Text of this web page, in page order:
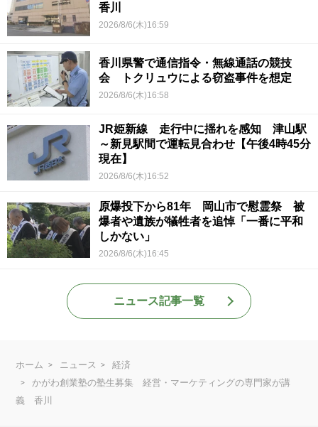
香川
2026/8/6(木)16:59
香川県警で通信指令・無線通話の競技
会 トクリュウによる窃盗事件を想定
2026/8/6(木)16:58
JR姫新線 走行中に揺れを感知 津山駅
～新見駅間で運転見合わせ【午後4時45分
現在】
2026/8/6(木)16:52
原爆投下から81年 岡山市で慰霊祭 被
爆者や遺族が犠牲者を追悼「一番に平和
しかない」
2026/8/6(木)16:45
ニュース記事一覧
ホーム ニュース
経済
かがわ創業塾の塾生募集 経営・マーケティングの専門家が講
義 香川